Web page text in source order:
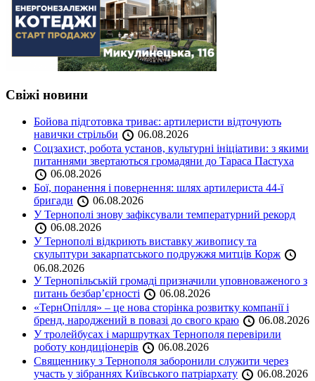
Свіжі новини
Бойова підготовка триває: артилеристи відточують
навички стрільби
06.08.2026
Соцзахист, робота установ, культурні ініціативи: з якими
питаннями звертаються громадяни до Тараса Пастуха
06.08.2026
Бої, поранення і повернення: шлях артилериста 44-ї
бригади
06.08.2026
У Тернополі знову зафіксували температурний рекорд
06.08.2026
У Тернополі відкриють виставку живопису та
скульптури закарпатського подружжя митців Корж
06.08.2026
У Тернопільській громаді призначили уповноваженого з
питань безбар’єрності
06.08.2026
«ТернОпілля» – це нова сторінка розвитку компанії і
бренд, народжений в повазі до свого краю
06.08.2026
У тролейбусах і маршрутках Тернополя перевірили
роботу кондиціонерів
06.08.2026
Священнику з Тернополя заборонили служити через
участь у зібраннях Київського патріархату
06.08.2026